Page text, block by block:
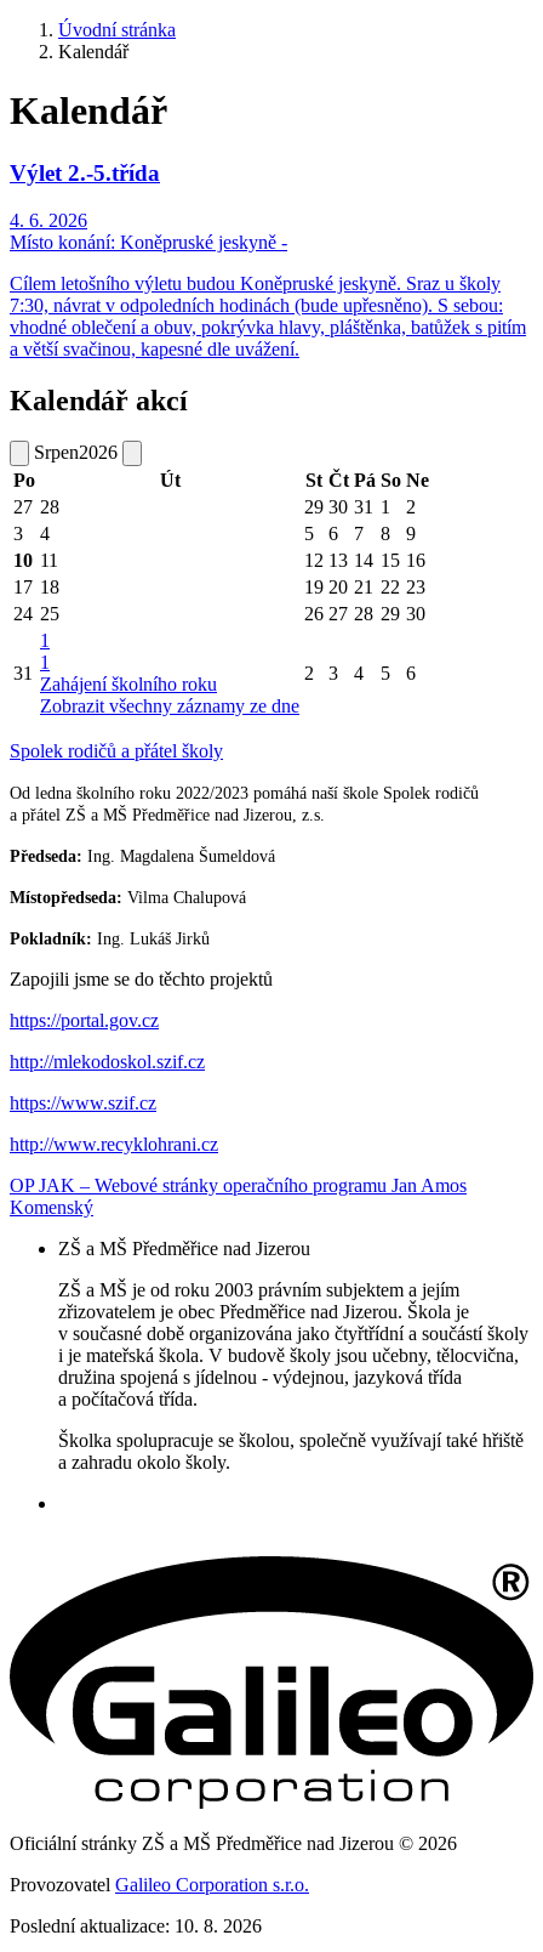
Úvodní stránka
Kalendář
Kalendář
Výlet 2.-5.třída
4. 6. 2026
Místo konání: Koněpruské jeskyně -
Cílem letošního výletu budou Koněpruské jeskyně. Sraz u školy
7:30, návrat v odpoledních hodinách (bude upřesněno). S sebou:
vhodné oblečení a obuv, pokrývka hlavy, pláštěnka, batůžek s pitím
a větší svačinou, kapesné dle uvážení.
Kalendář akcí
Srpen2026
Po
Út St Čt Pá So Ne
27 28 29 30 31 1
2
3
4 5 6 7 8
9
10 11 12 13 14 15 16
17 18 19 20 21 22 23
24 25 26 27 28 29 30
31
1
1
Zahájení školního roku
Zobrazit všechny záznamy ze dne
2 3 4 5 6
Spolek rodičů a přátel školy
Od ledna školního roku 2022/2023 pomáhá naší škole Spolek rodičů
a přátel ZŠ a MŠ Předměřice nad Jizerou, z.s.
Předseda: Ing. Magdalena Šumeldová
Místopředseda: Vilma Chalupová
Pokladník: Ing. Lukáš Jirků
Zapojili jsme se do těchto projektů
https://portal.gov.cz
http://mlekodoskol.szif.cz
https://www.szif.cz
http://www.recyklohrani.cz
OP JAK – Webové stránky operačního programu Jan Amos
Komenský
ZŠ a MŠ Předměřice nad Jizerou
ZŠ a MŠ je od roku 2003 právním subjektem a jejím
zřizovatelem je obec Předměřice nad Jizerou. Škola je
v současné době organizována jako čtyřtřídní a součástí školy
i je mateřská škola. V budově školy jsou učebny, tělocvična,
družina spojená s jídelnou - výdejnou, jazyková třída
a počítačová třída.
Školka spolupracuje se školou, společně využívají také hřiště
a zahradu okolo školy.
Oficiální stránky ZŠ a MŠ Předměřice nad Jizerou © 2026
Provozovatel Galileo Corporation s.r.o.
Poslední aktualizace: 10. 8. 2026